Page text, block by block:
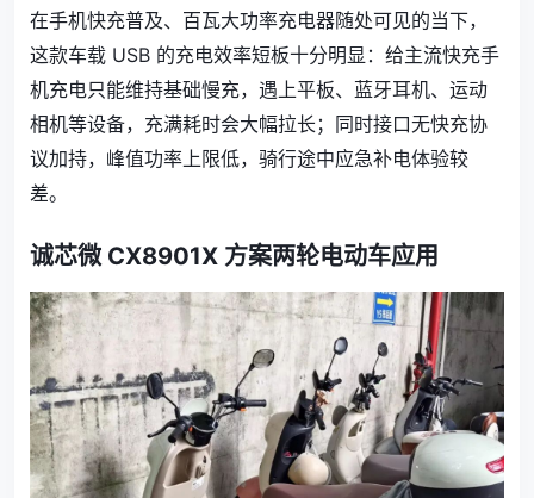
在手机快充普及、百瓦大功率充电器随处可见的当下，
这款车载 USB 的充电效率短板十分明显：给主流快充手
机充电只能维持基础慢充，遇上平板、蓝牙耳机、运动
相机等设备，充满耗时会大幅拉长；同时接口无快充协
议加持，峰值功率上限低，骑行途中应急补电体验较
差。
诚芯微 CX8901X 方案两轮电动车应用